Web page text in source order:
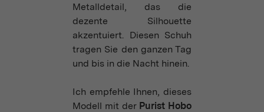
Metalldetail, das die
dezente Silhouette
akzentuiert. Diesen Schuh
tragen Sie den ganzen Tag
und bis in die Nacht hinein.
Ich empfehle Ihnen, dieses
Modell mit der Purist Hobo